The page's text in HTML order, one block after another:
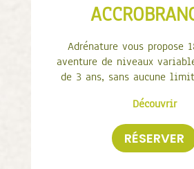
Adrénature vous propose
aventure de niveaux
de 3 ans, sans aucune
Découvrir
RÉSERVER